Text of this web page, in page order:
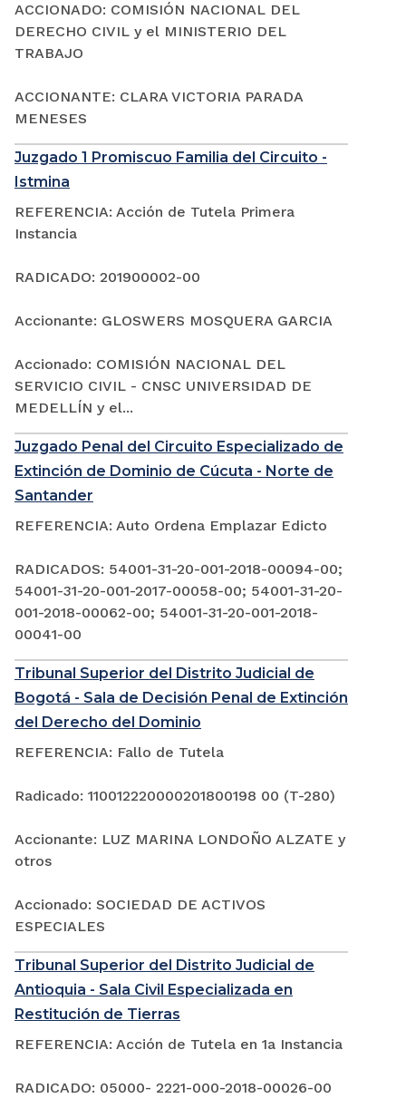
ACCIONADO: COMISIÓN NACIONAL DEL
DERECHO CIVIL y el MINISTERIO DEL
TRABAJO
ACCIONANTE: CLARA VICTORIA PARADA
MENESES
Juzgado 1 Promiscuo Familia del Circuito -
Istmina
REFERENCIA: Acción de Tutela Primera
Instancia
RADICADO: 201900002-00
Accionante: GLOSWERS MOSQUERA GARCIA
Accionado: COMISIÓN NACIONAL DEL
SERVICIO CIVIL - CNSC UNIVERSIDAD DE
MEDELLÍN y el...
Juzgado Penal del Circuito Especializado de
Extinción de Dominio de Cúcuta - Norte de
Santander
REFERENCIA: Auto Ordena Emplazar Edicto
RADICADOS: 54001-31-20-001-2018-00094-00;
54001-31-20-001-2017-00058-00; 54001-31-20-
001-2018-00062-00; 54001-31-20-001-2018-
00041-00
Tribunal Superior del Distrito Judicial de
Bogotá - Sala de Decisión Penal de Extinción
del Derecho del Dominio
REFERENCIA: Fallo de Tutela
Radicado: 110012220000201800198 00 (T-280)
Accionante: LUZ MARINA LONDOÑO ALZATE y
otros
Accionado: SOCIEDAD DE ACTIVOS
ESPECIALES
Tribunal Superior del Distrito Judicial de
Antioquia - Sala Civil Especializada en
Restitución de Tierras
REFERENCIA: Acción de Tutela en 1a Instancia
RADICADO: 05000- 2221-000-2018-00026-00